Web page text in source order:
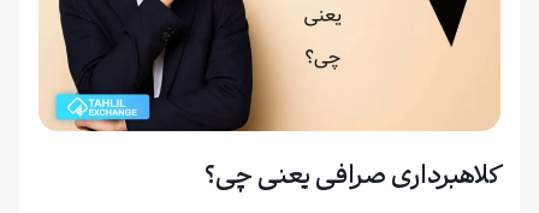
کلاهبرداری صرافی یعنی چی؟